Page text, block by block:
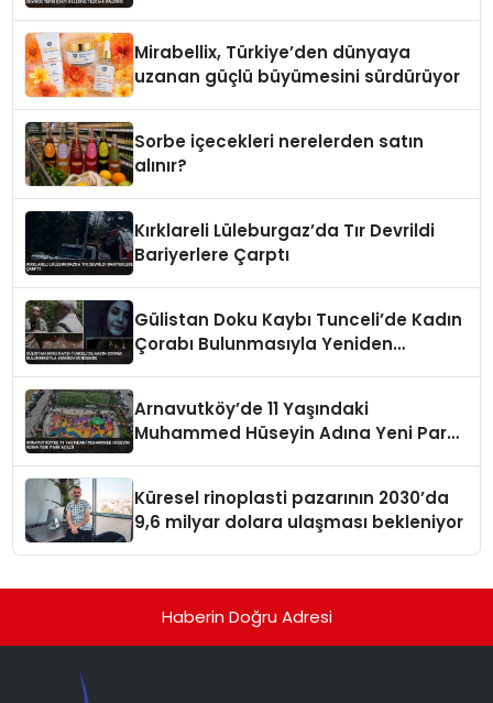
Mirabellix, Türkiye’den dünyaya
uzanan güçlü büyümesini sürdürüyor
Sorbe içecekleri nerelerden satın
alınır?
Kırklareli Lüleburgaz’da Tır Devrildi
Bariyerlere Çarptı
Gülistan Doku Kaybı Tunceli’de Kadın
Çorabı Bulunmasıyla Yeniden
Arnavutköy’de 11 Yaşındaki
Muhammed Hüseyin Adına Yeni Park
Küresel rinoplasti pazarının 2030’da
9,6 milyar dolara ulaşması bekleniyor
Haberin Doğru Adresi